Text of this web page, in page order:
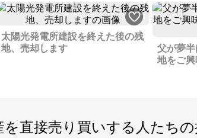
太陽光発電所建設を終えた後の残
地、売却します
父が夢
地をご
を直接売り買いする人たちの